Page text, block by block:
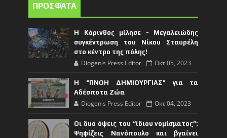
ΠΡΟΣΦΑΤΑ
Η Κόρινθος μίλησε - Μεγαλειώδης
συγκέντρωση του Νίκου Σταυρέλη
στο κέντρο της πόλης!
Diogenis Press Editor Οκτ 05, 2023
Η "ΠΝΟΗ ΔΗΜΙΟΥΡΓΙΑΣ" για τα
Αδέσποτα Ζώα
Diogenis Press Editor Οκτ 04, 2023
Οι δυο όψεις του “ίδιου νομίσματος”:
Ψηφίζεις Νανόπουλο και βγαίνει